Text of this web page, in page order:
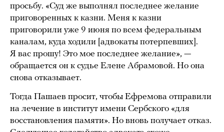
просьбу. «Суд же выполнял последнее желание
приговоренных к казни. Меня к казни
приговорили уже 9 июня по всем федеральным
каналам, куда ходили [адвокаты потерпевших].
Я вас прошу! Это мое последнее желание», —
обращается он к судье Елене Абрамовой. Но она
снова отказывает.
Тогда Пашаев просит, чтобы Ефремова отправили
на лечение в институт имени Сербского «для
восстановления памяти». Но вновь получает отказ.